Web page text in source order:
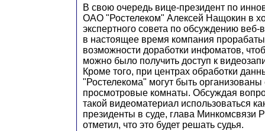
В свою очередь вице-президент по
ОАО "Ростелеком" Алексей Нащокин в
экспертного совета по обсуждению
в настоящее время компания
возможности доработки инфоматов,
можно было получить доступ к
Кроме того, при центрах обработки
"Ростелекома" могут быть
просмотровые комнаты. Обсуждая
такой видеоматериал использоваться
президенты в суде, глава Минкомсвязи
отметил, что это будет решать судья.